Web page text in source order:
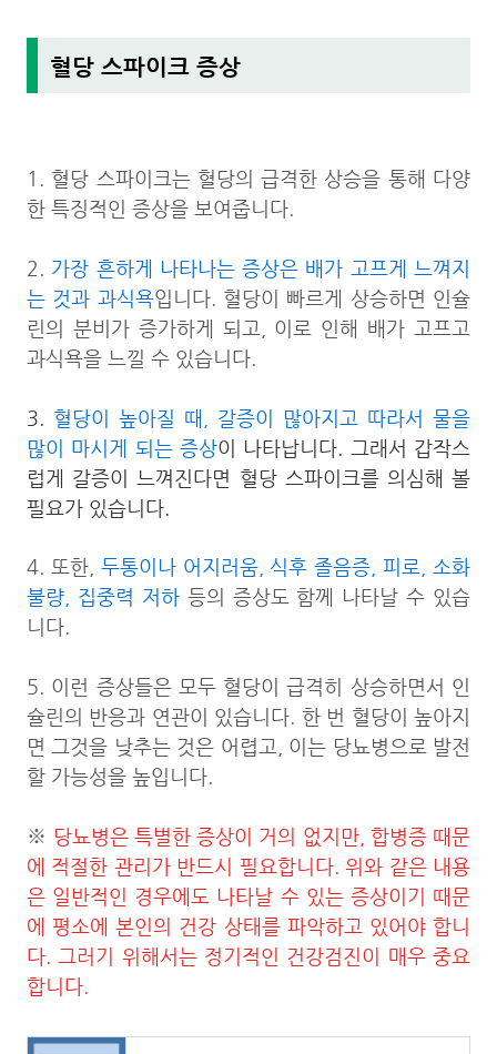
혈당 스파이크 증상
1. 혈당 스파이크는 혈당의 급격한 상승을 통해 다양
한 특징적인 증상을 보여줍니다.
2.
가장 흔하게 나타나는 증상은 배가 고프게 느껴지
는 것과 과식욕입니다. 혈당이 빠르게 상승하면 인슐
린의 분비가 증가하게 되고, 이로 인해 배가 고프고
과식욕을 느낄 수 있습니다.
3. 혈당이 높아질 때, 갈증이 많아지고 따라서 물을
많이 마시게 되는 증상이 나타납니다. 그래서 갑작스
럽게 갈증이 느껴진다면 혈당 스파이크를 의심해 볼
필요가 있습니다.
4. 또한, 두통이나 어지러움, 식후 졸음증, 피로, 소화
불량, 집중력 저하등의 증상도 함께 나타날 수 있습
니다.
5. 이런 증상들은 모두 혈당이 급격히 상승하면서 인
슐린의 반응과 연관이 있습니다. 한 번 혈당이 높아지
면 그것을 낮추는 것은 어렵고, 이는 당뇨병으로 발전
할 가능성을 높입니다.
※ 당뇨병은 특별한 증상이 거의 없지만, 합병증 때문
에 적절한 관리가 반드시 필요합니다. 위와 같은 내용
은 일반적인 경우에도 나타날 수 있는 증상이기 때문
에 평소에 본인의 건강 상태를 파악하고 있어야 합니
다. 그러기 위해서는 정기적인 건강검진이 매우 중요
합니다.